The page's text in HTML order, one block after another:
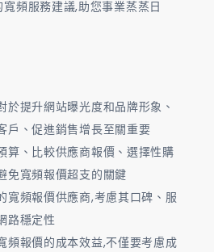
頻服務建議,助您事業蒸蒸日
於提升網站曝光度和品牌形象、
戶、促進銷售增長至關重要
算、比較供應商報價、選擇性購
免寬頻報價超支的關鍵
寬頻報價供應商,考慮其口碑、服
路穩定性
頻報價的成本效益,不僅要考慮成